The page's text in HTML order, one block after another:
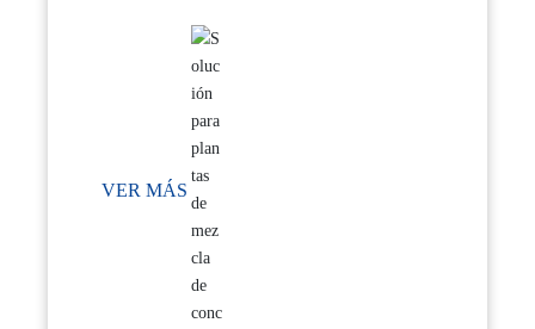
de transporte de materiales, el sistema de
instalaciones auxiliares.
VER MÁS